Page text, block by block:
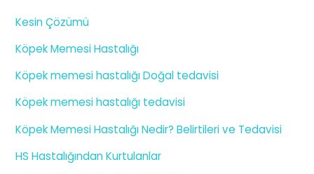
Kesin Çözümü
Köpek Memesi Hastalığı
Köpek memesi hastalığı Doğal tedavisi
Köpek memesi hastalığı tedavisi
Köpek Memesi Hastalığı Nedir? Belirtileri ve Tedavisi
HS Hastalığından Kurtulanlar